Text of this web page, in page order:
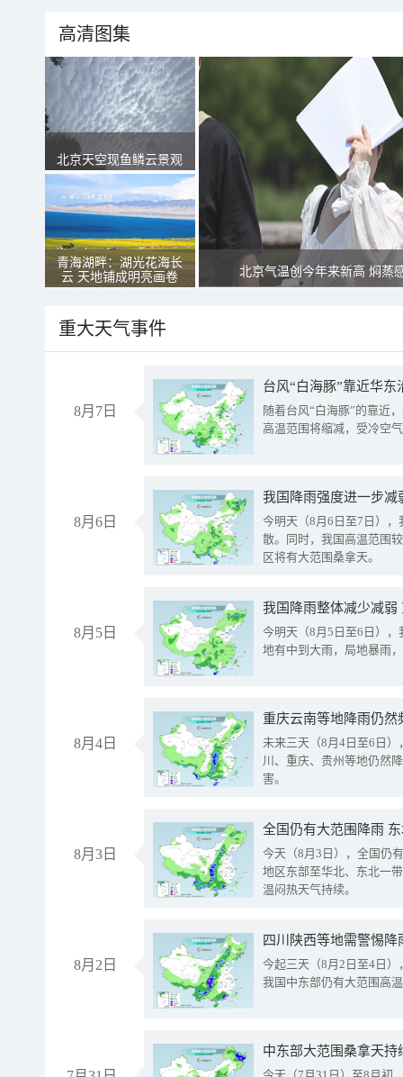
高清图集
北京天空现鱼鳞云景观
青海湖畔：湖光花海长
云 天地铺成明亮画卷
北京气温创今年来新高 焖蒸
重大天气事件
8月7日
台风“白海豚”靠近华
随着台风“白海豚”的靠近
高温范围将缩减，受冷空
8月6日
今明天（8月6日至7日）
散。同时，我国高温范围
区将有大范围桑拿天。
8月5日
我国降雨整体减少减弱
今明天（8月5日至6日）
地有中到大雨，局地暴雨
8月4日
重庆云南等地降雨仍然
未来三天（8月4日至6日
川、重庆、贵州等地仍然
害。
8月3日
全国仍有大范围降雨
今天（8月3日），全国仍
地区东部至华北、东北一
温闷热天气持续。
8月2日
今起三天（8月2日至4日
我国中东部仍有大范围高
中东部大范围桑拿天